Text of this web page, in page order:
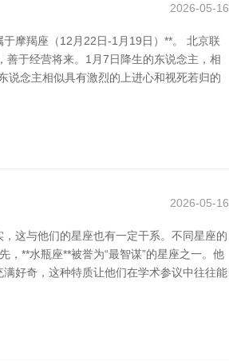
2026-05-16
摩羯座（12月22日-1月19日）**。 北京联
于经营将来。1月7日降生的东说念主，相
说念主相似具有激烈的上进心和视死若归的
2026-05-16
这与他们的星座也有一定干系。不同星座的
**水瓶座**被誉为“最智谋”的星座之一。他
好奇，这种特质让他们在学术参议中往往能